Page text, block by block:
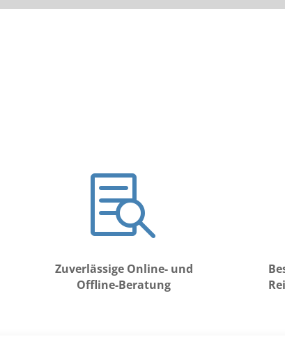

Zuverlässige Online- und
Offline-Beratung